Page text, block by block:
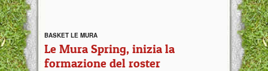
BASKET LE MURA
Le Mura Spring, inizia la
formazione del roster